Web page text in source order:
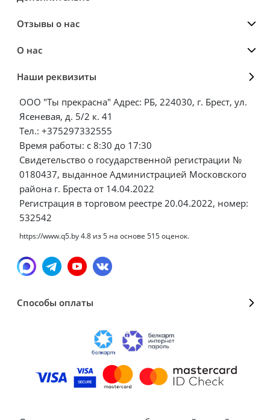
Отзывы о нас
О нас
Наши реквизиты
ООО "Ты прекрасна" Адрес: РБ, 224030, г. Брест, ул.
Ясеневая, д. 5/2 к. 41
Тел.: +375297332555
Время работы: с 8:30 до 17:30
Свидетельство о государственной регистрации №
0180437, выданное Администрацией Московского
района г. Бреста от 14.04.2022
Регистрация в торговом реестре 20.04.2022, номер:
532542
https://www.q5.by4.8 из5 на основе 515оценок.
Способы оплаты